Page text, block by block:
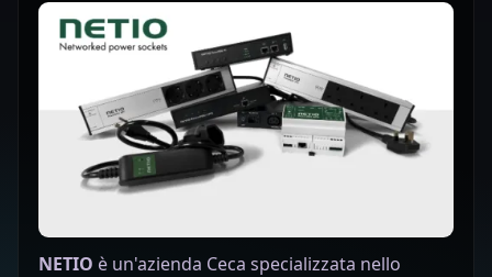
NETIO è un'azienda Ceca specializzata nello